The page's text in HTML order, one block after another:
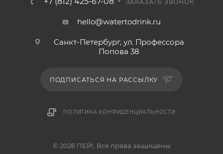
ЗАКАЗАТЬ ЗВОНОК
hello@watertodrink.ru
Санкт-Петербург, ул. Профессора
Попова 38
ПОДПИСАТЬСЯ НА РАССЫЛКУ
ПОЛИТИКА КОНФИДЕНЦИАЛЬНОСТИ
© 2026 ПЕЙ!, Все права защищены